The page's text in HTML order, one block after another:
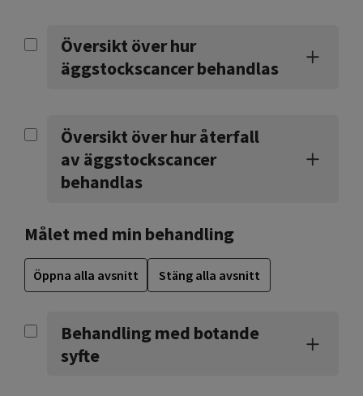
Översikt över hur
äggstockscancer behandlas
Översikt över hur återfall
av äggstockscancer
behandlas
Målet med min behandling
Öppna alla avsnitt Stäng alla avsnitt
Behandling med botande
syfte